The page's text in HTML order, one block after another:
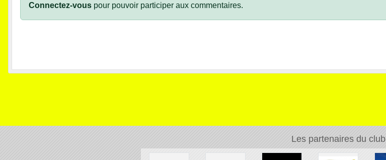
Connectez-vous pour pouvoir participer aux commentaires.
Les partenaires du club